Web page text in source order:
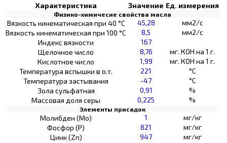
Характеристика Значение Ед. измерения
Физико-химичесие свойства масла
Вязкость кинематическая при 40 °С 45,28
мм2/с
Вязкость кинематическая при 100 °С
8,5
мм2/с
Индекс вязкости
167
Щелочное число
8,76
мг. КОН на 1 г.
Кислотное число
1,99
мг. КОН на 1 г.
Температура вспышки в о.т.
221
°C
Температура застывания
-47
°C
Зола сульфатная
0,91
%
Массовая доля серы
0,225 %
Элементы присадок
Молибден (Мо) 1
мг/кг
Фосфор (Р)
821
мг/кг
Цинк (Zn)
947
мг/кг